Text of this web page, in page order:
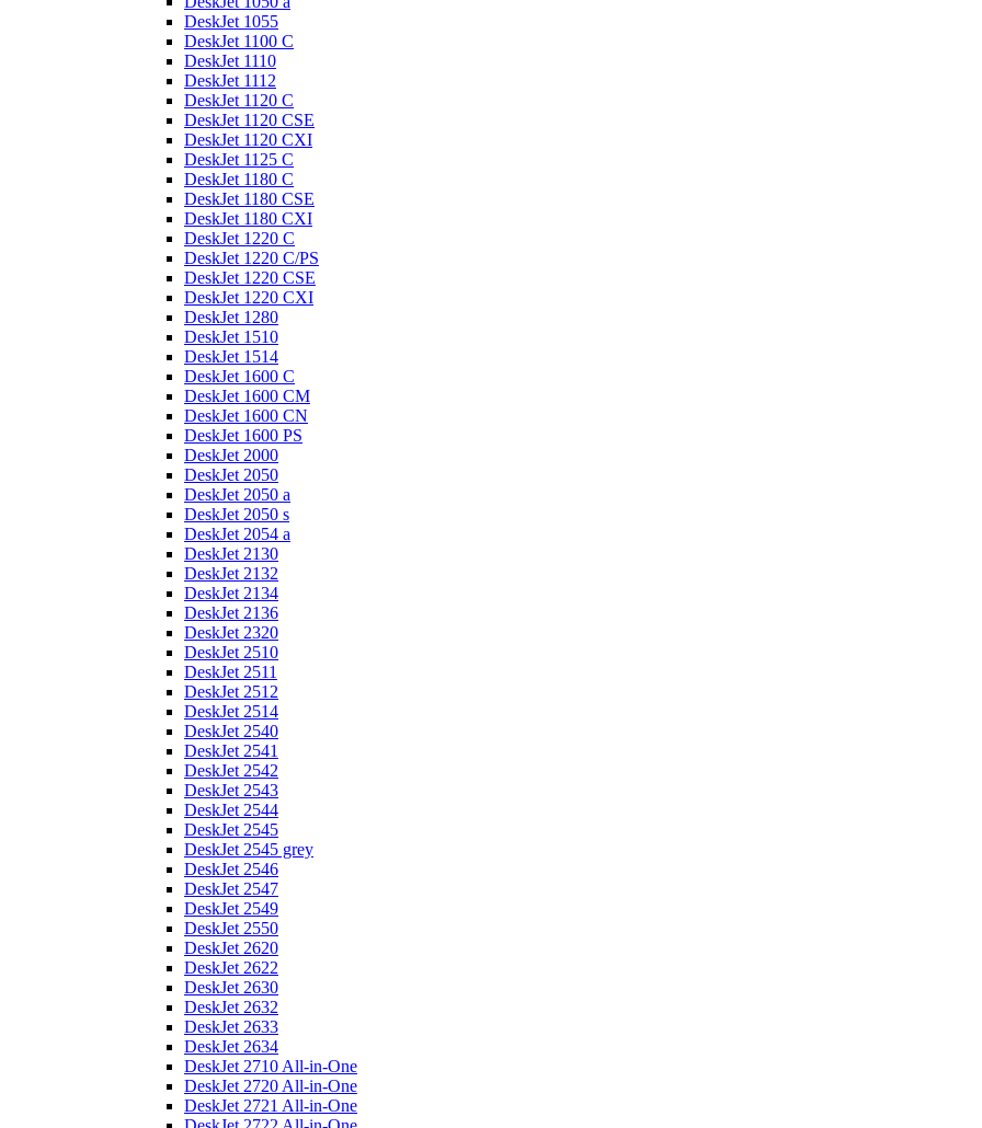
DeskJet 1055
DeskJet 1100 C
DeskJet 1110
DeskJet 1112
DeskJet 1120 C
DeskJet 1120 CSE
DeskJet 1120 CXI
DeskJet 1125 C
DeskJet 1180 C
DeskJet 1180 CSE
DeskJet 1180 CXI
DeskJet 1220 C
DeskJet 1220 C/PS
DeskJet 1220 CSE
DeskJet 1220 CXI
DeskJet 1280
DeskJet 1510
DeskJet 1514
DeskJet 1600 C
DeskJet 1600 CM
DeskJet 1600 CN
DeskJet 1600 PS
DeskJet 2000
DeskJet 2050
DeskJet 2050 a
DeskJet 2050 s
DeskJet 2054 a
DeskJet 2130
DeskJet 2132
DeskJet 2134
DeskJet 2136
DeskJet 2320
DeskJet 2510
DeskJet 2511
DeskJet 2512
DeskJet 2514
DeskJet 2540
DeskJet 2541
DeskJet 2542
DeskJet 2543
DeskJet 2544
DeskJet 2545
DeskJet 2545 grey
DeskJet 2546
DeskJet 2547
DeskJet 2549
DeskJet 2550
DeskJet 2620
DeskJet 2622
DeskJet 2630
DeskJet 2632
DeskJet 2633
DeskJet 2634
DeskJet 2710 All-in-One
DeskJet 2720 All-in-One
DeskJet 2721 All-in-One